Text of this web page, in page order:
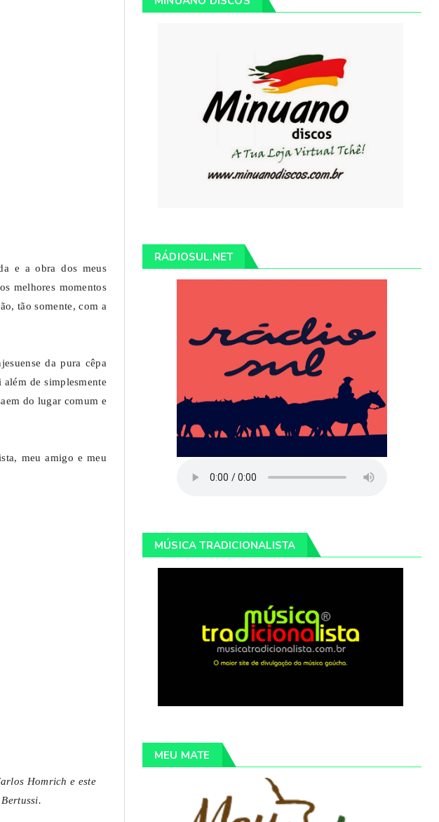
e a obra dos meus
melhores momentos
tão somente, com a
da pura cêpa
de simplesmente
do lugar comum e
meu amigo e meu
Homrich e este
RÁDIOSUL.NET
MÚSICA TRADICIONALISTA
MEU MATE